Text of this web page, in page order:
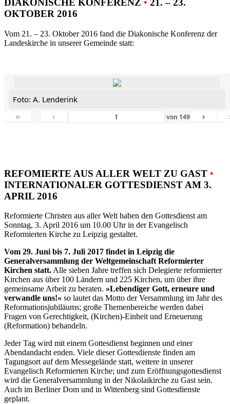
DIAKONISCHE KONFERENZ • 21. – 23.
OKTOBER 2016
Vom 21. – 23. Oktober 2016 fand die Diakonische Konferenz der
Landeskirche in unserer Gemeinde statt:
Foto: A. Lenderink
«
‹ von 149 ›
REFOMIERTE AUS ALLER WELT ZU GAST •
INTERNATIONALER GOTTESDIENST AM 3.
APRIL 2016
Reformierte Christen aus aller Welt haben den Gottesdienst am
Sonntag, 3. April 2016 um 10.00 Uhr in der Evangelisch
Reformierten Kirche zu Leipzig gestaltet.
Vom 29. Juni bis 7. Juli 2017 findet in Leipzig die
Generalversammlung der Weltgemeinschaft Reformierter
Kirchen statt.Alle sieben Jahre treffen sich Delegierte reformierter
Kirchen aus über 100 Ländern und 225 Kirchen, um über ihre
gemeinsame Arbeit zu beraten. »Lebendiger Gott, erneure und
verwandle uns!« so lautet das Motto der Versammlung im Jahr des
Reformationsjubiläums; große Themenbereiche werden dabei
Fragen von Gerechtigkeit, (Kirchen)-Einheit und Erneuerung
(Reformation) behandeln.
Jeder Tag wird mit einem Gottesdienst beginnen und einer
Abendandacht enden. Viele dieser Gottesdienste finden am
Tagungsort auf dem Messegelände statt, weitere in unserer
Evangelisch Reformierten Kirche; und zum Eröffnungsgottesdienst
wird die Generalversammlung in der Nikolaikirche zu Gast sein.
Auch im Berliner Dom und in Wittenberg sind Gottesdienste
geplant.